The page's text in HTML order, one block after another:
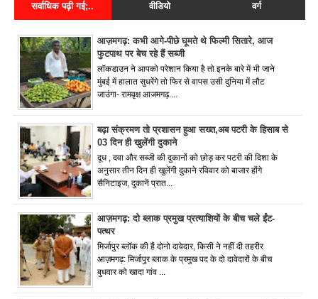
सर्वाधिक पढ़ी गई;.. वीडियो वर्ग
आज़मगढ़: कभी आगे-पीछे घूमते थे फिल्मी सितारे, आज
फुटपाथ पर बेच रहे हैं सब्जी
लॉकडाउन ने आपको परेशान किया है तो इनके बारे में भी जाने
मुंबई में हालात सुधरेंगे तो फिर से वापस उसी दुनिया में लौट
जाउंगा- रामवृक्ष आजमगढ़....
बढ़ा संक्रमण तो प्रशासन हुआ सख्त,अब पटरी के हिसाब से
03 दिन ही खुलेंगी दुकाने
दूध , दवा और सब्जी की दुकानों को छोड़ कर पटरी की दिशा के
अनुसार तीन दिन ही खुलेंगी दुकाने रविवार को बाजार होंगे
सैनिटाइज, दुकानें प्रात...
आज़मगढ़: दो ब्लाक प्रमुख प्रत्याशियों के बीच चले ईंट-
पत्थर
मिर्जापुर ब्लॉक की हैं दोनो दावेदार, किसी ने नहीं दी तहरीर
आज़मगढ़: मिर्जापुर ब्लाक के प्रमुख पद के दो दावेदारों के बीच
बुधवार को खादा गांव ...